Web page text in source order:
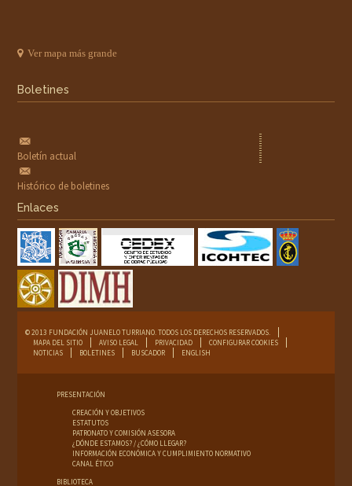
Ver mapa más grande
Boletines
Boletín actual
Histórico de boletines
Enlaces
© 2013 FUNDACIÓN JUANELO TURRIANO. TODOS LOS DERECHOS RESERVADOS.
MAPA DEL SITIO
AVISO LEGAL PRIVACIDAD
CONFIGURAR COOKIES
NOTICIAS
BOLETINES BUSCADOR ENGLISH
PRESENTACIÓN
CREACIÓN Y OBJETIVOS
ESTATUTOS
PATRONATO Y COMISIÓN ASESORA
¿DÓNDE ESTAMOS? / ¿CÓMO LLEGAR?
INFORMACIÓN ECONÓMICA Y CUMPLIMIENTO NORMATIVO
CANAL ÉTICO
BIBLIOTECA